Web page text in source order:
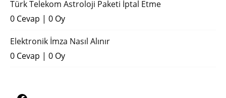
Türk Telekom Astroloji Paketi İptal Etme
0 Cevap | 0 Oy
Elektronik İmza Nasıl Alınır
0 Cevap | 0 Oy